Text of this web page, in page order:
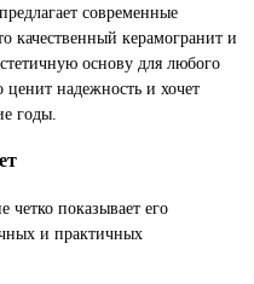
современные
керамогранит и
основу для любого
ценит надежность и хочет
годы.
четко показывает его
и практичных